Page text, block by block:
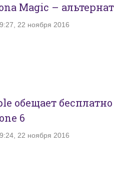
Magic –
22 ноября 2016
обещает
6
22 ноября 2016